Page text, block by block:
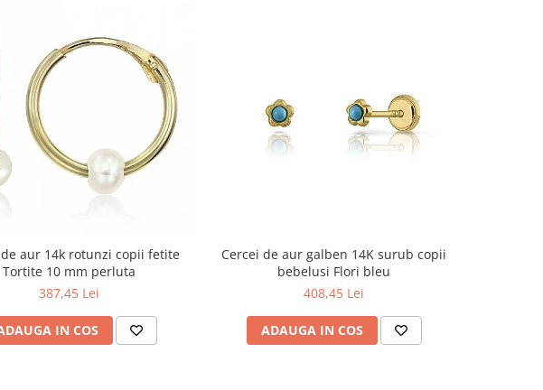
de aur 14k rotunzi copii fetite
Tortite 10 mm perluta
387,45 Lei
IN COS
Cercei de aur galben 14K surub copii
bebelusi Flori bleu
408,45 Lei
ADAUGA IN COS